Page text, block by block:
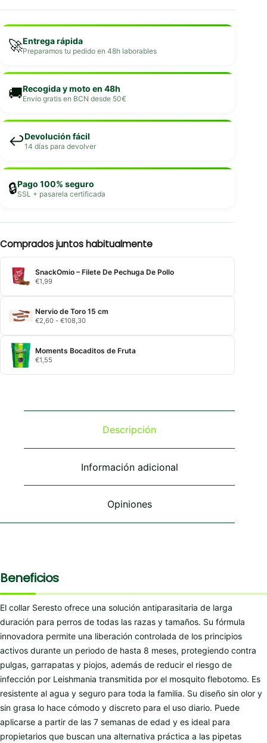
🚀Entrega rápida
Preparamos tu pedido en 48h laborables
🚚Recogida y moto en 48h
Envío gratis en BCN desde 50€
↩️Devolución fácil
14 días para devolver
🔒Pago 100% seguro
SSL + pasarela certificada
Comprados juntos habitualmente
SnackOmio – Filete De Pechuga De Pollo
€1,99
Nervio de Toro 15 cm
€2,60 - €108,30Rango
precios:
€2,60
Moments Bocaditos de Fruta
€1,55
Descripción
Información adicional
Opiniones
Beneficios
El collar Seresto ofrece una solución antiparasitaria de larga
duración para perros de todas las razas y tamaños. Su fórmula
innovadora permite una liberación controlada de los principios
activos durante un periodo de hasta 8 meses, protegiendo contra
pulgas, garrapatas y piojos, además de reducir el riesgo de
infección por Leishmania transmitida por el mosquito flebotomo. Es
resistente al agua y seguro para toda la familia. Su diseño sin olor y
sin grasa lo hace cómodo y discreto para el uso diario. Puede
aplicarse a partir de las 7 semanas de edad y es ideal para
propietarios que buscan una alternativa práctica a las pipetas